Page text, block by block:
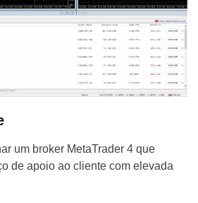
um broker MetaTrader 4 que
de apoio ao cliente com elevada